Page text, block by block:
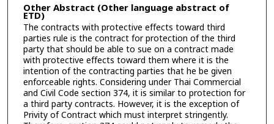
Other Abstract (Other language abstract of
ETD)
The contracts with protective effects toward third
parties rule is the contract for protection of the third
party that should be able to sue on a contract made
with protective effects toward them where it is the
intention of the contracting parties that he be given
enforceable rights. Considering under Thai Commercial
and Civil Code section 374, it is similar to protection for
a third party contracts. However, it is the exception of
Privity of Contract which must interpret stringently.